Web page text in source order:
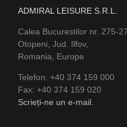
ADMIRAL LEISURE S.R.L.
Calea Bucurestilor nr. 275-
Otopeni, Jud. Ilfov,
Romania, Europe
Telefon: +40 374 159 000
Fax: +40 374 159 020
Scrieți-ne un e-mail.